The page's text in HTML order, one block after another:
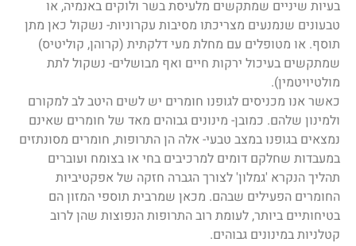
בעיות שיניים שמתקשים מלעיסת בשר ולוקים באנמיה, או
טבעונים שנמנעים מצריכתו מסיבות עקרוניות- נשקול כאן מתן
תוסף. או מטופלים עם מחלת מעי דלקתית (קרוהן, קוליטיס)
שמתקשים בעיכול ירקות חיים ואף מבושלים- נשקול לתת
מולטיויטמין).
כאשר אנו מכניסים לגופנו חומרים יש לשים היטב לב למקורם
ולמינון שלהם. כמובן- מינונים גבוהים מאד של חומרים שאינם
נמצאים בגופנו במצב טבעי- אלה הן התרופות, חומרים מסונתזים
במעבדות שחלקם דומים למרכיבים בחי או בצומח ועוברים
תהליך הנקרא 'גמלון' לצורך הגברה חזקה של אפקטיביות
החומרים הפעילים שבהם. מכאן שמרבית תוספי המזון הם
בטיחותיים ביותר, לעומת רוב התרופות הנפוצות שהן לרוב
קטלניות במינונים גבוהים.